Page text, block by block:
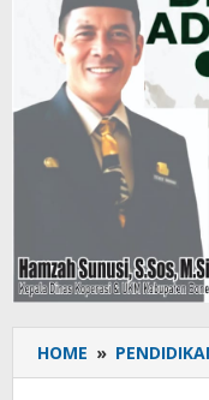
HOME »